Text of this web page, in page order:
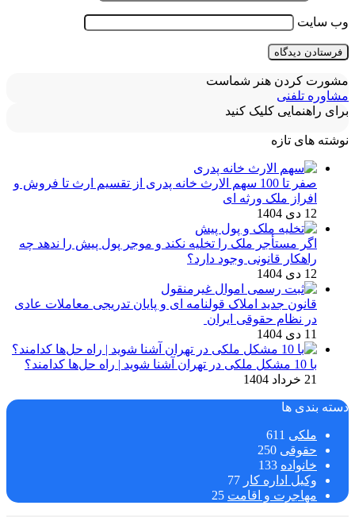
وب‌ سایت
مشورت کردن هنر شماست
مشاوره تلفنی
برای راهنمایی کلیک کنید
نوشته های تازه
صفر تا 100 سهم الارث خانه پدری از تقسیم ارث تا فروش و
افراز ملک ورثه ای
12 دی 1404
اگر مستأجر ملک را تخلیه نکند و موجر پول پیش را ندهد چه
راهکار قانونی وجود دارد؟
12 دی 1404
قانون جدید املاک قولنامه ای و پایان تدریجی معاملات عادی
در نظام حقوقی ایران
11 دی 1404
با 10 مشکل ملکی در تهران آشنا شوید | راه حل‌ها کدامند؟
21 خرداد 1404
دسته بندی ها
ملکی 611
حقوقی 250
خانواده 133
وکیل اداره کار 77
مهاجرت و اقامت 25